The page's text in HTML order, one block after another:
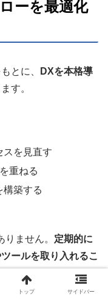
ーを最適化
とに、
DXを本格導
す。
スを見直す
重ねる
構築する
ません。 定期的に
ールを取り入れるこ
ます。
トップ サイドバー